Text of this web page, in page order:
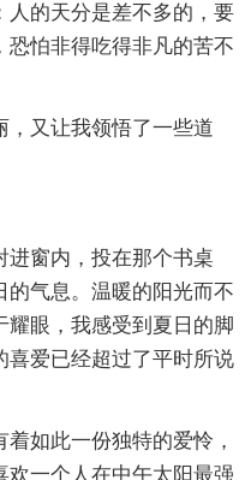
人的天分是差不多的，要
怕非得吃得非凡的苦不
，又让我领悟了一些道
进窗内，投在那个书桌
的气息。温暖的阳光而不
眼，我感受到夏日的脚
喜爱已经超过了平时所说
如此一份独特的爱怜，
一个人在中午太阳最强